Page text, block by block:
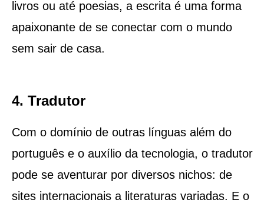
livros ou até poesias, a escrita é uma forma
apaixonante de se conectar com o mundo
sem sair de casa.
4. Tradutor
Com o domínio de outras línguas além do
português e o auxílio da tecnologia, o tradutor
pode se aventurar por diversos nichos: de
sites internacionais a literaturas variadas. E o